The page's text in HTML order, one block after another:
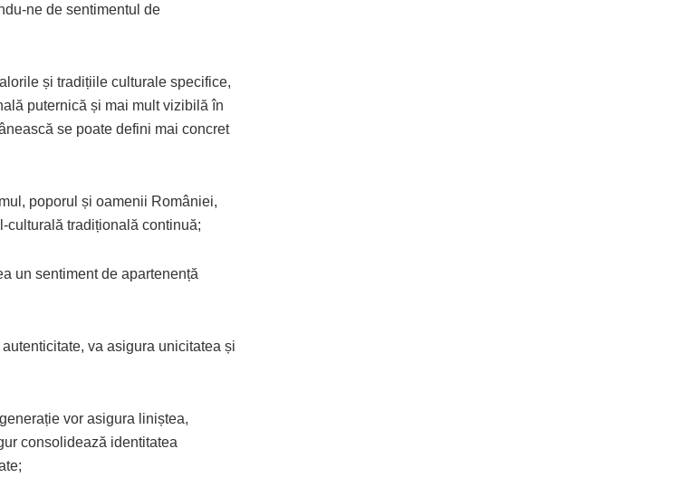
ne de sentimentul de
și tradițiile culturale specifice,
puternică și mai mult vizibilă în
se poate defini mai concret
poporul și oamenii României,
culturală tradițională continuă;
un sentiment de apartenență
va asigura unicitatea și
vor asigura liniștea,
consolidează identitatea